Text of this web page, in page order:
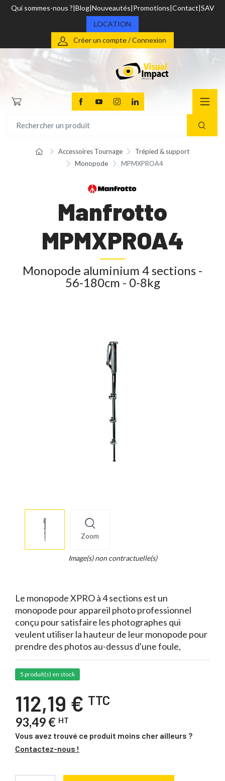
Qui sommes-nous ? Blog Nouveautés Promotions Contact SAV
LOCATION
Créer un compte / Connexion
Accessoires Tournage
Trépied & support
Monopode
MPMXPROA4
Manfrotto
MPMXPROA4
Monopode aluminium 4 sections -
56-180cm - 0-8kg
Zoom
info
Legend...
Image(s) non contractuelle(s)
Le monopode XPRO à 4 sections est un
monopode pour appareil photo professionnel
conçu pour satisfaire les photographes qui
veulent utiliser la hauteur de leur monopode pour
prendre des photos au-dessus d'une foule,
5 produit(s) en stock
112,19 € TTC
93,49 € HT
Vous avez trouvé ce produit moins cher ailleurs ?
Contactez-nous !